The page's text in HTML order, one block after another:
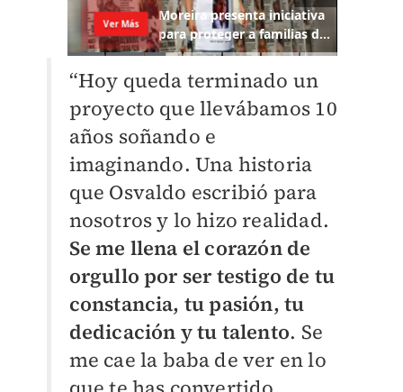
“Hoy queda terminado un
proyecto que llevábamos 10
años soñando e
imaginando. Una historia
que Osvaldo escribió para
nosotros y lo hizo realidad.
Se me llena el corazón de
orgullo por ser testigo de tu
constancia, tu pasión, tu
dedicación y tu talento. Se
me cae la baba de ver en lo